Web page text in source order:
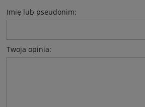
Imię lub pseudonim:
Twoja opinia: